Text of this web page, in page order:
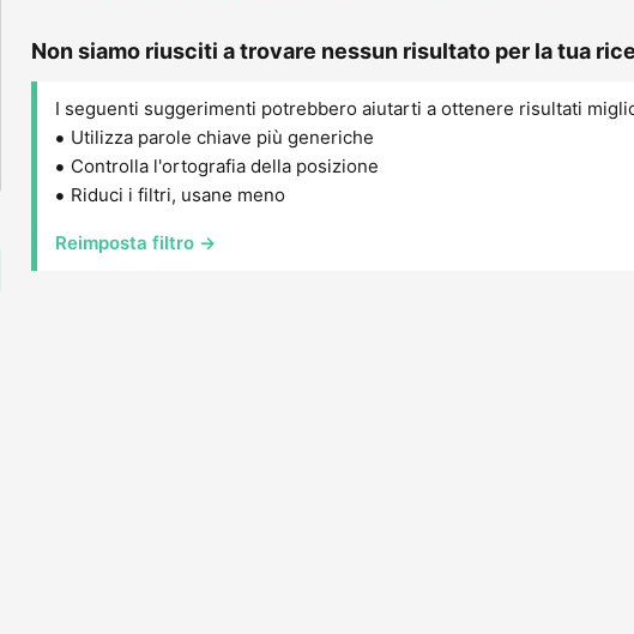
Non siamo riusciti a trovare nessun risultato per la tua
I seguenti suggerimenti potrebbero aiutarti a ottenere risultati
Utilizza parole chiave più generiche
Controlla l'ortografia della posizione
Riduci i filtri, usane meno
Reimposta filtro →